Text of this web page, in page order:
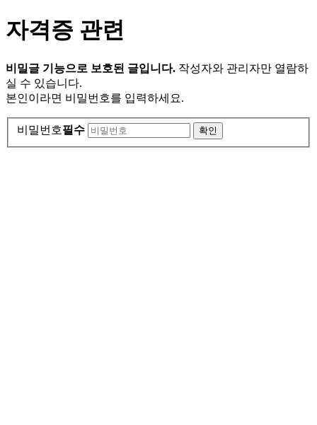
자격증 관련
비밀글 기능으로 보호된 글입니다. 작성자와 관리자만 열람하
실 수 있습니다.
본인이라면 비밀번호를 입력하세요.
비밀번호필수